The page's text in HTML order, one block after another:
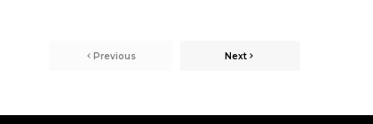
Previous Next